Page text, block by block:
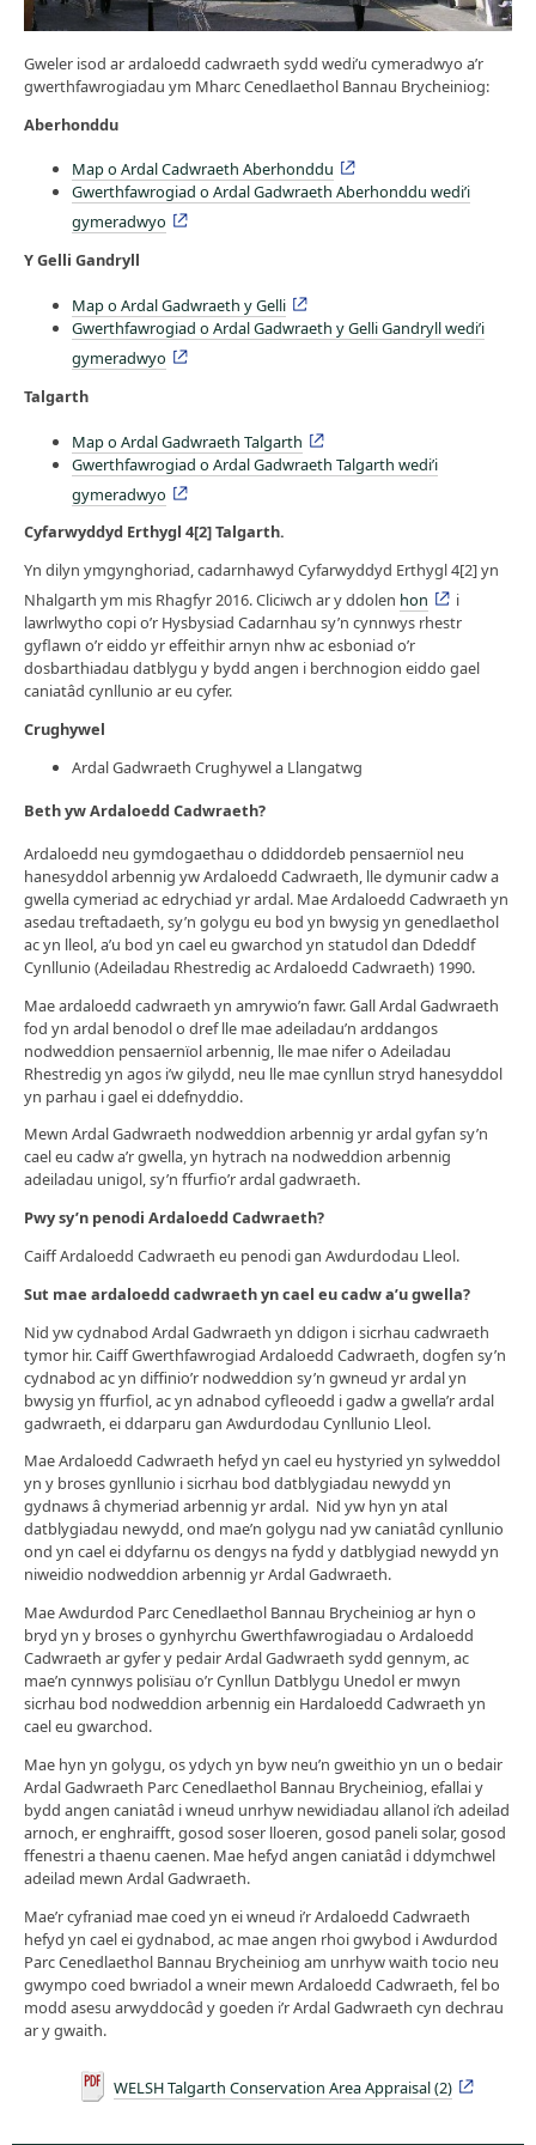
Gweler isod ar ardaloedd cadwraeth sydd wedi’u cymeradwyo a’r
gwerthfawrogiadau ym Mharc Cenedlaethol Bannau Brycheiniog:
Aberhonddu
Map o Ardal Cadwraeth Aberhonddu
Gwerthfawrogiad o Ardal Gadwraeth Aberhonddu wedi’i
gymeradwyo
Y Gelli Gandryll
Map o Ardal Gadwraeth y Gelli
Gwerthfawrogiad o Ardal Gadwraeth y Gelli Gandryll wedi’i
gymeradwyo
Talgarth
Map o Ardal Gadwraeth Talgarth
Gwerthfawrogiad o Ardal Gadwraeth Talgarth wedi’i
gymeradwyo
Cyfarwyddyd Erthygl 4[2] Talgarth.
Yn dilyn ymgynghoriad, cadarnhawyd Cyfarwyddyd Erthygl 4[2] yn
Nhalgarth ym mis Rhagfyr 2016. Cliciwch ar y ddolen hon
i
lawrlwytho copi o’r Hysbysiad Cadarnhau sy’n cynnwys rhestr
gyflawn o’r eiddo yr effeithir arnyn nhw ac esboniad o’r
dosbarthiadau datblygu y bydd angen i berchnogion eiddo gael
caniatâd cynllunio ar eu cyfer.
Crughywel
Ardal Gadwraeth Crughywel a Llangatwg
Beth yw Ardaloedd Cadwraeth?
Ardaloedd neu gymdogaethau o ddiddordeb pensaernïol neu
hanesyddol arbennig yw Ardaloedd Cadwraeth, lle dymunir cadw a
gwella cymeriad ac edrychiad yr ardal. Mae Ardaloedd Cadwraeth yn
asedau treftadaeth, sy’n golygu eu bod yn bwysig yn genedlaethol
ac yn lleol, a’u bod yn cael eu gwarchod yn statudol dan Ddeddf
Cynllunio (Adeiladau Rhestredig ac Ardaloedd Cadwraeth) 1990.
Mae ardaloedd cadwraeth yn amrywio’n fawr. Gall Ardal Gadwraeth
fod yn ardal benodol o dref lle mae adeiladau’n arddangos
nodweddion pensaernïol arbennig, lle mae nifer o Adeiladau
Rhestredig yn agos i’w gilydd, neu lle mae cynllun stryd hanesyddol
yn parhau i gael ei ddefnyddio.
Mewn Ardal Gadwraeth nodweddion arbennig yr ardal gyfan sy’n
cael eu cadw a’r gwella, yn hytrach na nodweddion arbennig
adeiladau unigol, sy’n ffurfio’r ardal gadwraeth.
Pwy sy’n penodi Ardaloedd Cadwraeth?
Caiff Ardaloedd Cadwraeth eu penodi gan Awdurdodau Lleol.
Sut mae ardaloedd cadwraeth yn cael eu cadw a’u gwella?
Nid yw cydnabod Ardal Gadwraeth yn ddigon i sicrhau cadwraeth
tymor hir. Caiff Gwerthfawrogiad Ardaloedd Cadwraeth, dogfen sy’n
cydnabod ac yn diffinio’r nodweddion sy’n gwneud yr ardal yn
bwysig yn ffurfiol, ac yn adnabod cyfleoedd i gadw a gwella’r ardal
gadwraeth, ei ddarparu gan Awdurdodau Cynllunio Lleol.
Mae Ardaloedd Cadwraeth hefyd yn cael eu hystyried yn sylweddol
yn y broses gynllunio i sicrhau bod datblygiadau newydd yn
gydnaws â chymeriad arbennig yr ardal. Nid yw hyn yn atal
datblygiadau newydd, ond mae’n golygu nad yw caniatâd cynllunio
ond yn cael ei ddyfarnu os dengys na fydd y datblygiad newydd yn
niweidio nodweddion arbennig yr Ardal Gadwraeth.
Mae Awdurdod Parc Cenedlaethol Bannau Brycheiniog ar hyn o
bryd yn y broses o gynhyrchu Gwerthfawrogiadau o Ardaloedd
Cadwraeth ar gyfer y pedair Ardal Gadwraeth sydd gennym, ac
mae’n cynnwys polisïau o’r Cynllun Datblygu Unedol er mwyn
sicrhau bod nodweddion arbennig ein Hardaloedd Cadwraeth yn
cael eu gwarchod.
Mae hyn yn golygu, os ydych yn byw neu’n gweithio yn un o bedair
Ardal Gadwraeth Parc Cenedlaethol Bannau Brycheiniog, efallai y
bydd angen caniatâd i wneud unrhyw newidiadau allanol i’ch adeilad
arnoch, er enghraifft, gosod soser lloeren, gosod paneli solar, gosod
ffenestri a thaenu caenen. Mae hefyd angen caniatâd i ddymchwel
adeilad mewn Ardal Gadwraeth.
Mae’r cyfraniad mae coed yn ei wneud i’r Ardaloedd Cadwraeth
hefyd yn cael ei gydnabod, ac mae angen rhoi gwybod i Awdurdod
Parc Cenedlaethol Bannau Brycheiniog am unrhyw waith tocio neu
gwympo coed bwriadol a wneir mewn Ardaloedd Cadwraeth, fel bo
modd asesu arwyddocâd y goeden i’r Ardal Gadwraeth cyn dechrau
ar y gwaith.
WELSH Talgarth Conservation Area Appraisal (2)